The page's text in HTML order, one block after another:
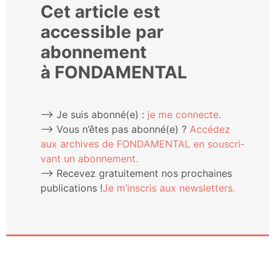
Cet article est
accessible par
abonnement
à FONDAMENTAL
⟶ Je suis abonné(e) : je me connecte.
⟶ Vous n’êtes pas abonné(e) ? Accé­dez
aux archives de FONDAMENTAL en sous­cri­
vant un abonnement.
⟶ Rece­vez gra­tui­te­ment nos pro­chaines
publi­ca­tions !Je m’ins­cris aux newsletters.